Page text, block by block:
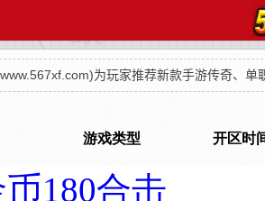
为玩家推荐新款手游传奇、